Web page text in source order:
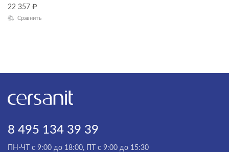
22 357 ₽
Сравнить
8 495 134 39 39
ПН-ЧТ с 9:00 до 18:00, ПТ с 9:00 до 15:30